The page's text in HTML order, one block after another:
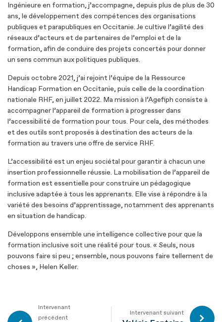
Ingénieure en formation, j’accompagne, depuis plus de plus de 30
ans, le développement des compétences des organisations
publiques et parapubliques en Occitanie. Je cultive l’agilité des
réseaux d’acteurs et de partenaires de l’emploi et de la
formation, afin de conduire des projets concertés pour donner
un sens commun aux politiques publiques.
Depuis octobre 2021, j’ai rejoint l’équipe de la Ressource
Handicap Formation en Occitanie, puis celle de la coordination
nationale RHF, en juillet 2022. Ma mission à l’Agefiph consiste à
accompagner l’appareil de formation à progresser dans
l’accessibilité de formation pour tous. Pour cela, des méthodes
et des outils sont proposés à destination des acteurs de la
formation au travers une offre de service RHF.
L’accessibilité est un enjeu sociétal pour garantir à chacun une
insertion professionnelle réussie. La mobilisation de l’appareil de
formation est essentielle pour construire un pédagogique
inclusive adaptée à tous les apprenants. Elle vise à répondre à la
variété des besoins d’apprentissage, notamment des apprenants
en situation de handicap.
Développons ensemble une intelligence collective pour que la
formation inclusive soit une réalité pour tous. « Seuls, nous
pouvons faire si peu ; ensemble, nous pouvons faire tellement de
choses », Helen Keller.
Intervenant
précédent
Intervenant suivant